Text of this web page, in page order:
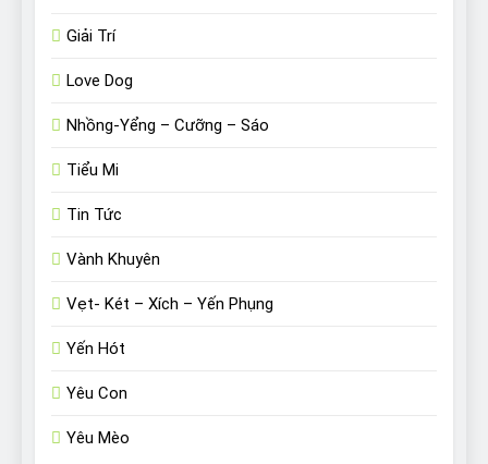
Giải Trí
Love Dog
Nhồng-Yểng – Cưỡng – Sáo
Tiểu Mi
Tin Tức
Vành Khuyên
Vẹt- Két – Xích – Yến Phụng
Yến Hót
Yêu Con
Yêu Mèo